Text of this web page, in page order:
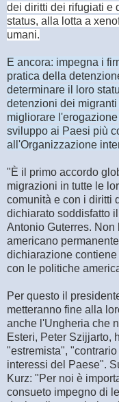
dei diritti dei rifugiati e
status, alla lotta a
umani.
E ancora: impegna i
pratica della
determinare il loro
detenzioni dei
migliorare
sviluppo ai Paesi più
all'Organizzazione
"È il primo accordo
migrazioni in tutte le
comunità e con i diritti
dichiarato soddisfatto
Antonio Guterres.
americano
dichiarazione
con le politiche
Per questo il
metteranno fine alla
anche l'Ungheria che
Esteri, Peter Szijjarto,
"estremista",
interessi del Paese".
Kurz: "Per noi è
consueto impegno di